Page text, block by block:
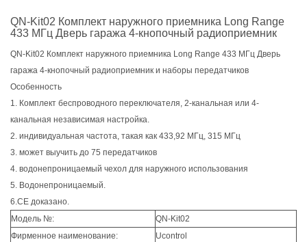
QN-Kit02 Комплект наружного приемника Long Range
433 МГц Дверь гаража 4-кнопочный радиоприемник
QN-Kit02 Комплект наружного приемника Long Range 433 МГц Дверь
гаража 4-кнопочный радиоприемник и наборы передатчиков
Особенность
1. Комплект беспроводного переключателя, 2-канальная или 4-
канальная независимая настройка.
2. индивидуальная частота, такая как 433,92 МГц, 315 МГц
3. может выучить до 75 передатчиков
4. водонепроницаемый чехол для наружного использования
5. Водонепроницаемый.
6.CE доказано.
Модель №:
QN-Kit02
Фирменное наименование:
Ucontrol